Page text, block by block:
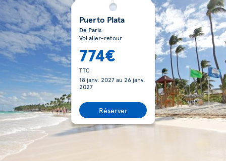
Puerto Plata
De Paris
Vol aller-retour
774€
TTC
18 janv. 2027au 26 janv.
2027
Réserver